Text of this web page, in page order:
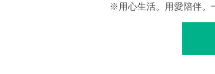
※用心生活。用愛陪伴。